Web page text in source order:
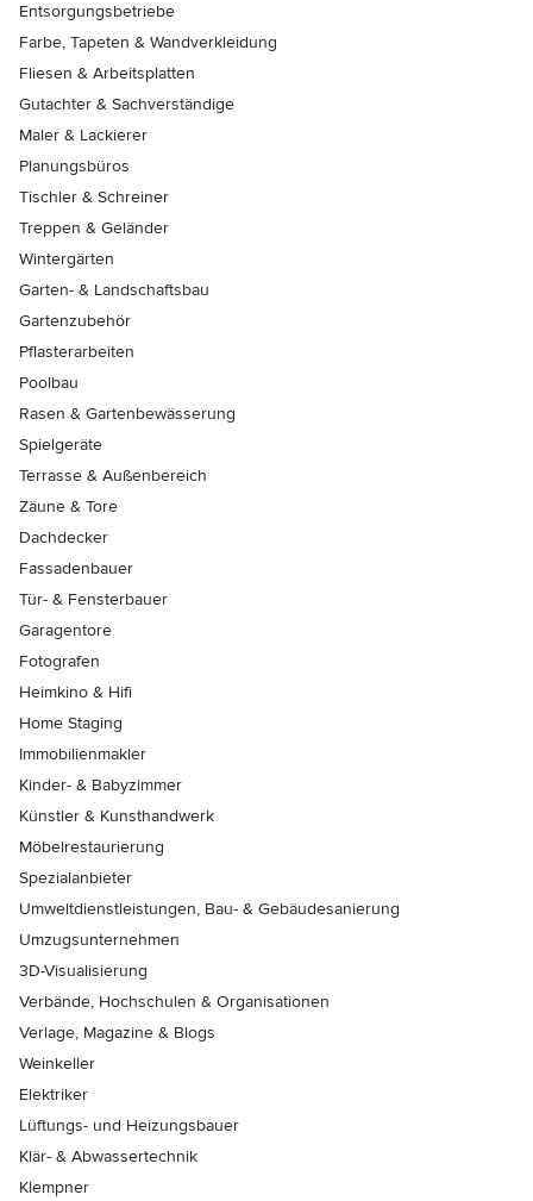
Entsorgungsbetriebe
Farbe, Tapeten & Wandverkleidung
Fliesen & Arbeitsplatten
Gutachter & Sachverständige
Maler & Lackierer
Planungsbüros
Tischler & Schreiner
Treppen & Geländer
Wintergärten
Garten- & Landschaftsbau
Gartenzubehör
Pflasterarbeiten
Poolbau
Rasen & Gartenbewässerung
Spielgeräte
Terrasse & Außenbereich
Zäune & Tore
Dachdecker
Fassadenbauer
Tür- & Fensterbauer
Garagentore
Fotografen
Heimkino & Hifi
Home Staging
Immobilienmakler
Kinder- & Babyzimmer
Künstler & Kunsthandwerk
Möbelrestaurierung
Spezialanbieter
Umweltdienstleistungen, Bau- & Gebäudesanierung
Umzugsunternehmen
3D-Visualisierung
Verbände, Hochschulen & Organisationen
Verlage, Magazine & Blogs
Weinkeller
Elektriker
Lüftungs- und Heizungsbauer
Klär- & Abwassertechnik
Klempner